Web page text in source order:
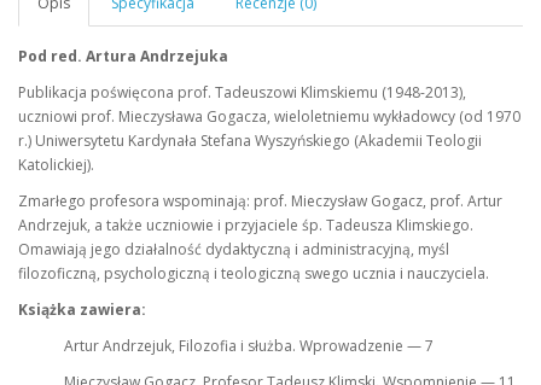
Pod red. Artura Andrzejuka
Publikacja poświęcona prof. Tadeuszowi Klimskiemu (1948-2013),
uczniowi prof. Mieczysława Gogacza, wieloletniemu wykładowcy (od 1970
r.) Uniwersytetu Kardynała Stefana Wyszyńskiego (Akademii Teologii
Katolickiej).
Zmarłego profesora wspominają: prof. Mieczysław Gogacz, prof. Artur
Andrzejuk, a także uczniowie i przyjaciele śp. Tadeusza Klimskiego.
Omawiają jego działalność dydaktyczną i administracyjną, myśl
filozoficzną, psychologiczną i teologiczną swego ucznia i nauczyciela.
Książka zawiera:
Artur Andrzejuk, Filozofia i służba. Wprowadzenie — 7